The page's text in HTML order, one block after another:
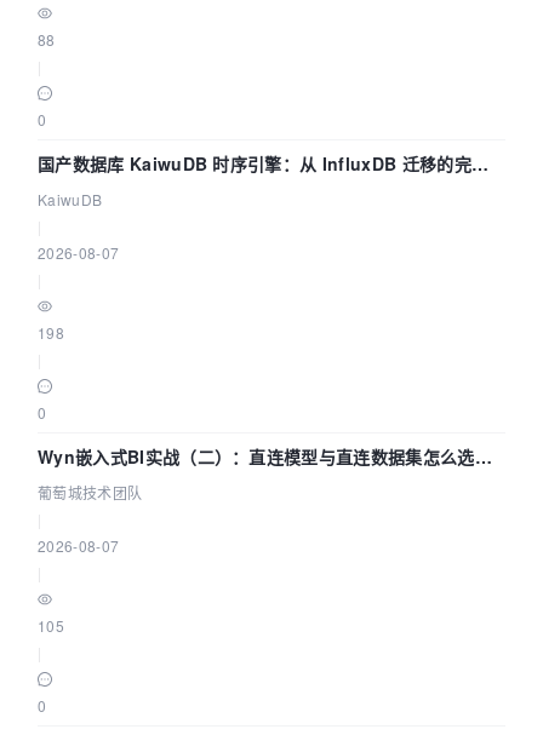
88
0
国产数据库 KaiwuDB 时序引擎：从 InfluxDB 迁移的完整
技术路径
KaiwuDB
2026-08-07
198
0
Wyn嵌入式BI实战（二）：直连模型与直连数据集怎么选，
参数为什么不生效？| 葡萄城技术团队
葡萄城技术团队
2026-08-07
105
0